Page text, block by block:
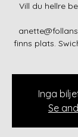
Vill du hellre
finns plats.
Inga
Se